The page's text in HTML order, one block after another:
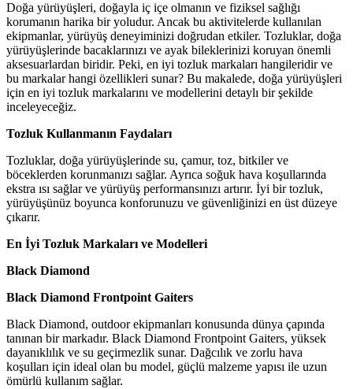
Doğa yürüyüşleri, doğayla iç içe olmanın ve fiziksel sağlığı
korumanın harika bir yoludur. Ancak bu aktivitelerde kullanılan
ekipmanlar, yürüyüş deneyiminizi doğrudan etkiler. Tozluklar, doğa
yürüyüşlerinde bacaklarınızı ve ayak bileklerinizi koruyan önemli
aksesuarlardan biridir. Peki, en iyi tozluk markaları hangileridir ve
bu markalar hangi özellikleri sunar? Bu makalede, doğa yürüyüşleri
için en iyi tozluk markalarını ve modellerini detaylı bir şekilde
inceleyeceğiz.
Tozluk Kullanmanın Faydaları
Tozluklar, doğa yürüyüşlerinde su, çamur, toz, bitkiler ve
böceklerden korunmanızı sağlar. Ayrıca soğuk hava koşullarında
ekstra ısı sağlar ve yürüyüş performansınızı artırır. İyi bir tozluk,
yürüyüşünüz boyunca konforunuzu ve güvenliğinizi en üst düzeye
çıkarır.
En İyi Tozluk Markaları ve Modelleri
Black Diamond
Black Diamond Frontpoint Gaiters
Black Diamond, outdoor ekipmanları konusunda dünya çapında
tanınan bir markadır. Black Diamond Frontpoint Gaiters, yüksek
dayanıklılık ve su geçirmezlik sunar. Dağcılık ve zorlu hava
koşulları için ideal olan bu model, güçlü malzeme yapısı ile uzun
ömürlü kullanım sağlar.